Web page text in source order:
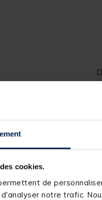
cookies.
de
notre trafic.
200 mm